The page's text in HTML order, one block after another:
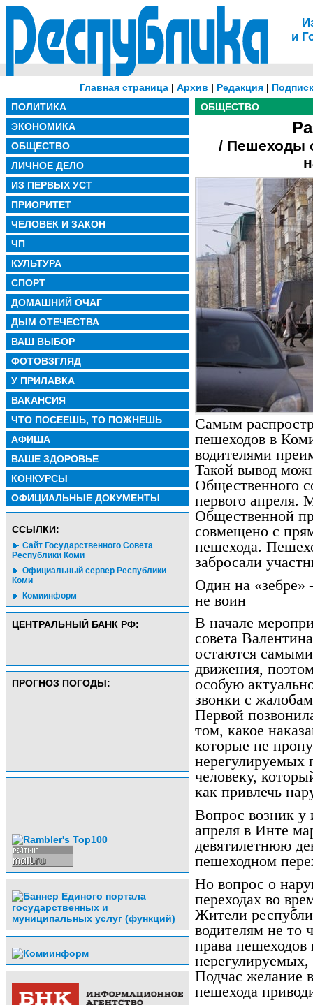
и
Главная страница| Архив | Редакция|
ПОЛИТИКА
ЭКОНОМИКА
ОБЩЕСТВО
ЛИЧНОЕ ДЕЛО
ИЗ ПЕРВЫХ УСТ
ПРИОРИТЕТ
ЧЕЛОВЕК И ЗАКОН
ЧП
КУЛЬТУРА
СПОРТ
ДОМАШНИЙ ОЧАГ
ДЫМ ОТЕЧЕСТВА
ВАШ ВЫБОР
ФОТОВЗГЛЯД
У ПРИЛАВКА
ВАКАНСИЯ
ЧТО ПОСЕЕШЬ, ТО ПОЖНЕШЬ
АФИША
ВАШЕ ЗДОРОВЬЕ
КОНКУРСЫ
ОФИЦИАЛЬНЫЕ ДОКУМЕНТЫ
CСЫЛКИ:
Сайт Государственного Совета
Республики Коми
Официальный сервер Республики
Коми
Комиинформ
ЦЕНТРАЛЬНЫЙ БАНК РФ:
ПРОГНОЗ ПОГОДЫ:
ОБЩЕСТВО
/ Пешеходы
Самым
пешеходов в
водителями
Такой вывод
Общественного
первого апреля.
Общественной
совмещено с
пешехода.
забросали
Один на «зебре»
не воин
В начале
совета
остаются
движения,
особую
звонки с
Первой
том, какое
которые не
нерегулируемых
человеку,
как привлечь
Вопрос возник у
апреля в Инте
девятилетнюю
пешеходном
Но вопрос о
переходах во
Жители
водителям не то
права
Подчас желание
пешехода